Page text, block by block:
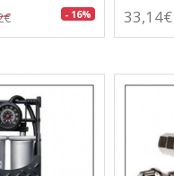
- 16% 33,14€